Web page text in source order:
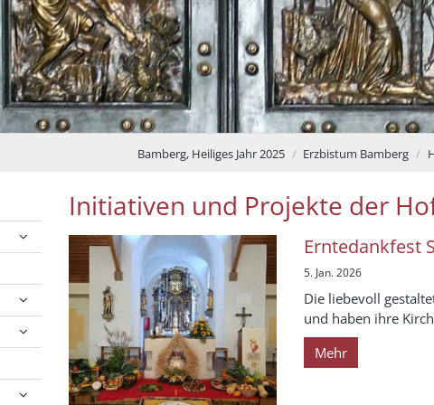
Bamberg, Heiliges Jahr 2025 Erzbistum Bamberg
Initiativen und Projekte der
Erntedankfest
5. Jan. 2026
Die liebevoll
und haben ihre
Mehr